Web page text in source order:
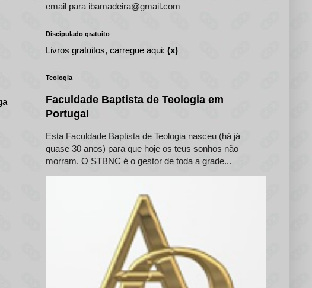
email para ibamadeira@gmail.com
Discipulado gratuito
Livros gratuitos, carregue aqui: (x)
Teologia
Faculdade Baptista de Teologia em
Portugal
Esta Faculdade Baptista de Teologia nasceu (há já
quase 30 anos) para que hoje os teus sonhos não
morram. O STBNC é o gestor de toda a grade...